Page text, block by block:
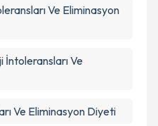
Ve Eliminasyon
İntoleransları Ve
Ve Eliminasyon Diyeti